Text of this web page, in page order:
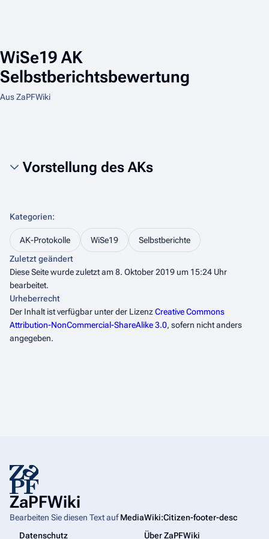
WiSe19 AK
Selbstberichtsbewertung
Aus ZaPFWiki
Vorstellung des AKs
Kategorien:
AK-Protokolle WiSe19
Selbstberichte
Zuletzt geändert
Diese Seite wurde zuletzt am 8. Oktober 2019 um 15:24 Uhr
bearbeitet.
Urheberrecht
Der Inhalt ist verfügbar unter der LizenzCreative Commons
Attribution-NonCommercial-ShareAlike 3.0, sofern nicht anders
angegeben.
ZaPFWiki
Bearbeiten Sie diesen Text aufMediaWiki:Citizen-footer-desc
Datenschutz
Über ZaPFWiki